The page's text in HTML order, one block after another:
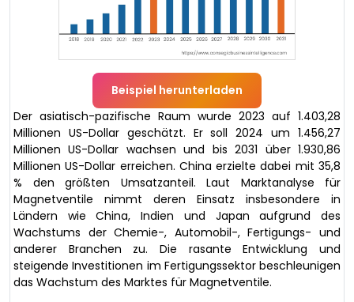
Beispiel herunterladen
Der asiatisch-pazifische Raum wurde 2023 auf 1.403,28
Millionen US-Dollar geschätzt. Er soll 2024 um 1.456,27
Millionen US-Dollar wachsen und bis 2031 über 1.930,86
Millionen US-Dollar erreichen. China erzielte dabei mit 35,8
% den größten Umsatzanteil. Laut Marktanalyse für
Magnetventile nimmt deren Einsatz insbesondere in
Ländern wie China, Indien und Japan aufgrund des
Wachstums der Chemie-, Automobil-, Fertigungs- und
anderer Branchen zu. Die rasante Entwicklung und
steigende Investitionen im Fertigungssektor beschleunigen
das Wachstum des Marktes für Magnetventile.